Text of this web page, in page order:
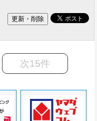
次15件